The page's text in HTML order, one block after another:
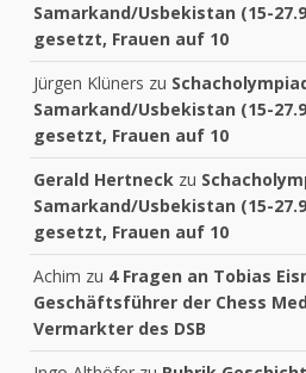
Samarkand/Usbekistan (15-
gesetzt, Frauen auf 10
Jürgen Klüners zu
Samarkand/Usbekistan (15-
gesetzt, Frauen auf 10
Gerald Hertneck zu
Samarkand/Usbekistan (15-
gesetzt, Frauen auf 10
Achim zu 4 Fragen an Tobias
Geschäftsführer der Chess
Vermarkter des DSB